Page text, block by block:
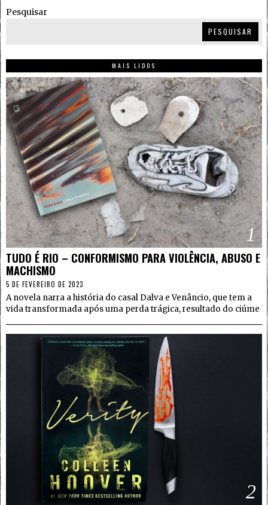
Pesquisar
PESQUISAR
MAIS LIDOS
1
TUDO É RIO – CONFORMISMO PARA VIOLÊNCIA, ABUSO E
MACHISMO
5 DE FEVEREIRO DE 2023
A novela narra a história do casal Dalva e Venâncio, que tem a
vida transformada após uma perda trágica, resultado do ciúme
2